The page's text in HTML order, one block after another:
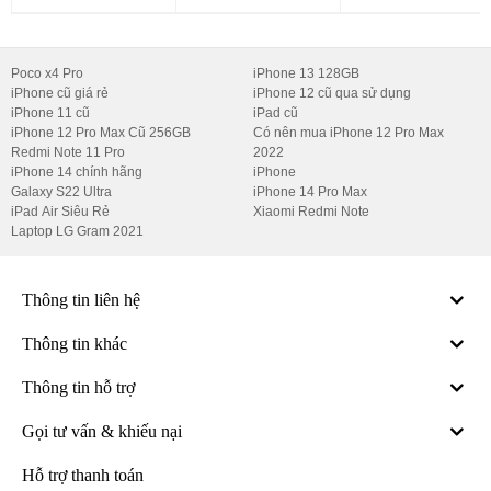
Hệ thống camera sau củaiPhone 16 Pro Maxbao gồm camera
góc rộng, camera siêu rộng và camera tele. Điều này cho phép bạn
linh hoạt hơn trong việc chụp ảnh, từ chân dung đến phong cảnh,
đều đạt chất lượng tuyệt vời.
Đặc biệt, camera 48MP không chỉ giúp bạn chụp được những bức
ảnh có độ phân giải cao mà còn tái tạo lại màu sắc một cách chân
thực nhất, giúp bạn ghi lại những khoảnh khắc đẹp nhất trong cuộc
bật, cho phép bạn bắt trọn mọi khoảnh khắc tuyệt đẹp ngay cả
ánh sáng và độ tương phản, tạo ra những bức ảnh sắc nét và tự
nhiên.
Bạn sẽ không còn phải lo lắng về việc chụp ảnh vào ban đêm nữa,
Poco x4 Pro
iPhone cũ giá rẻ
iPhone 11 cũ
iPhone 12 Pro Max Cũ 256GB
Redmi Note 11 Pro
iPhone 14 chính hãng
Galaxy S22 Ultra
iPad Air Siêu Rẻ
Laptop LG Gram 2021
iPhone 13 128GB
iPhone 12 cũ qua sử dụng
iPad cũ
Có nên mua iPhone 12 Pro Max
2022
iPhone
iPhone 14 Pro Max
Xiaomi Redmi Note
Thông tin liên hệ
Thông tin khác
Thông tin hỗ trợ
Gọi tư vấn & khiếu nại
Hỗ trợ thanh toán